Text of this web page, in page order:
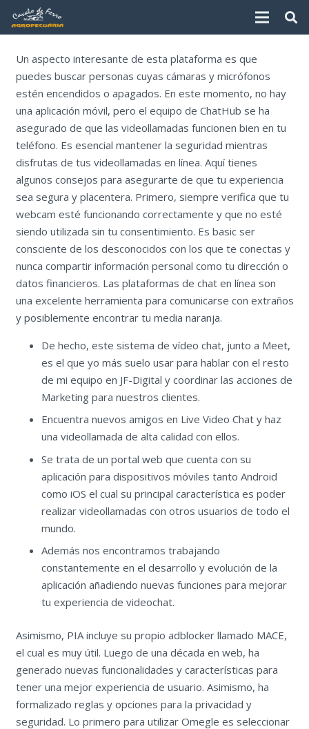
Un aspecto interesante de esta plataforma es que
puedes buscar personas cuyas cámaras y micrófonos
estén encendidos o apagados. En este momento, no hay
una aplicación móvil, pero el equipo de ChatHub se ha
asegurado de que las videollamadas funcionen bien en tu
teléfono. Es esencial mantener la seguridad mientras
disfrutas de tus videollamadas en línea. Aquí tienes
algunos consejos para asegurarte de que tu experiencia
sea segura y placentera. Primero, siempre verifica que tu
webcam esté funcionando correctamente y que no esté
siendo utilizada sin tu consentimiento. Es basic ser
consciente de los desconocidos con los que te conectas y
nunca compartir información personal como tu dirección o
datos financieros. Las plataformas de chat en línea son
una excelente herramienta para comunicarse con extraños
y posiblemente encontrar tu media naranja.
De hecho, este sistema de vídeo chat, junto a Meet,
es el que yo más suelo usar para hablar con el resto
de mi equipo en JF-Digital y coordinar las acciones de
Marketing para nuestros clientes.
Encuentra nuevos amigos en Live Video Chat y haz
una videollamada de alta calidad con ellos.
Se trata de un portal web que cuenta con su
aplicación para dispositivos móviles tanto Android
como iOS el cual su principal característica es poder
realizar videollamadas con otros usuarios de todo el
mundo.
Además nos encontramos trabajando
constantemente en el desarrollo y evolución de la
aplicación añadiendo nuevas funciones para mejorar
tu experiencia de videochat.
Asimismo, PIA incluye su propio adblocker llamado MACE,
el cual es muy útil. Luego de una década en web, ha
generado nuevas funcionalidades y características para
tener una mejor experiencia de usuario. Asimismo, ha
formalizado reglas y opciones para la privacidad y
seguridad. Lo primero para utilizar Omegle es seleccionar